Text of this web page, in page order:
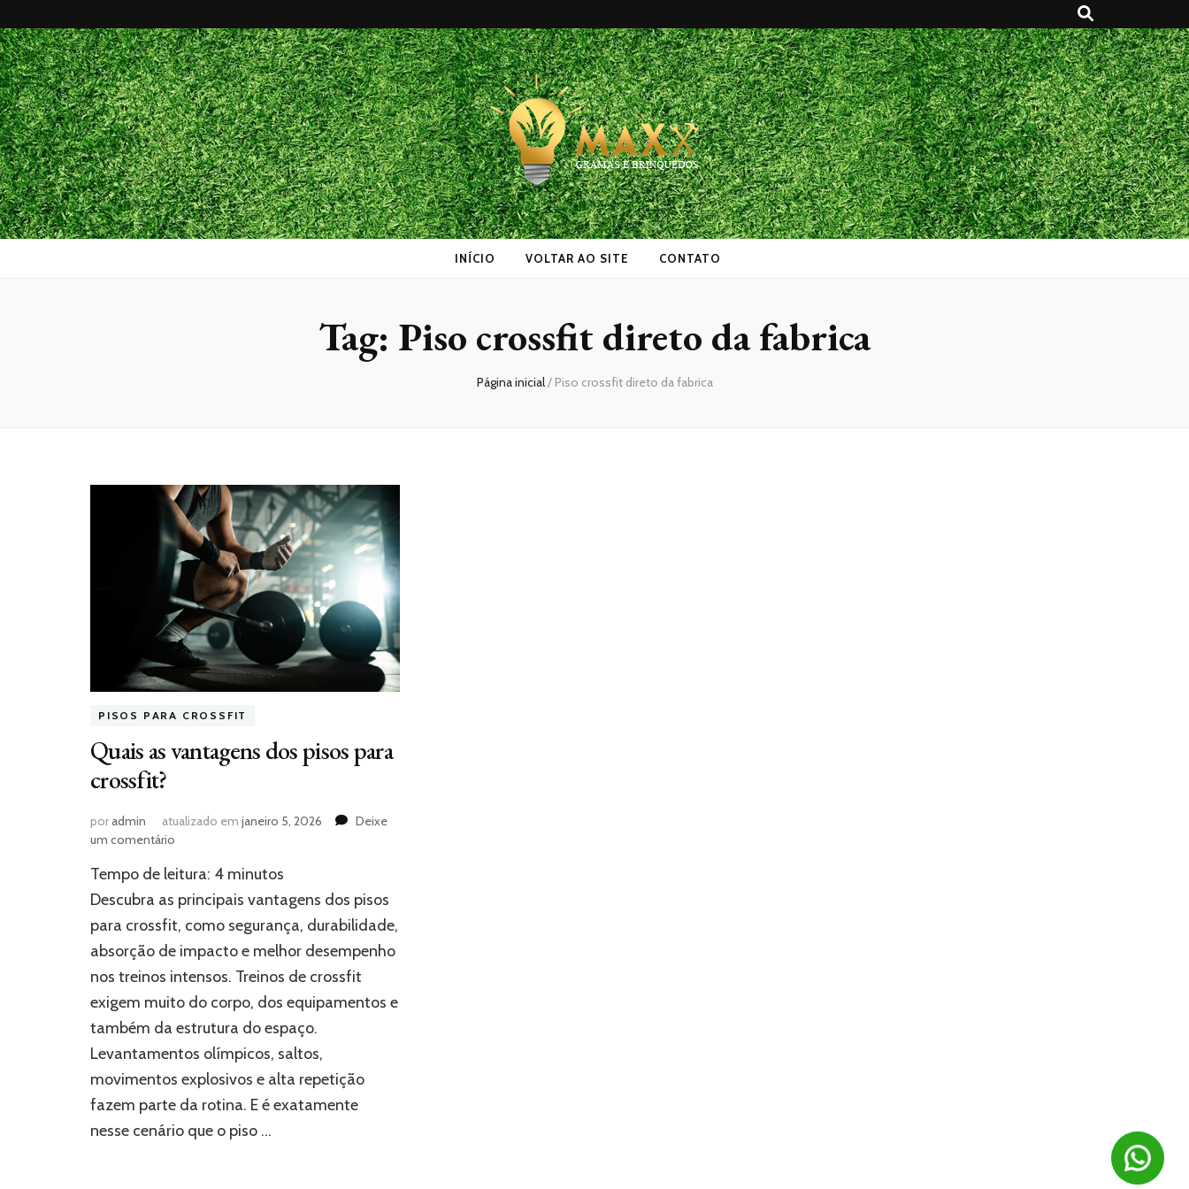
Maxx Gramas
Blog
INÍCIO VOLTAR AO SITE CONTATO
Tag: Piso crossfit direto da fabrica
Página inicial/ Piso crossfit direto da fabrica
PISOS PARA CROSSFIT
Quais as vantagens dos pisos para
crossfit?
poradmin atualizado em janeiro 5, 2026
Deixe
um comentário
as
vantagens
dos
pisos
para
crossfit?
Tempo de leitura: 4 minutos
Descubra as principais vantagens dos pisos
para crossfit, como segurança, durabilidade,
absorção de impacto e melhor desempenho
nos treinos intensos. Treinos de crossfit
exigem muito do corpo, dos equipamentos e
também da estrutura do espaço.
Levantamentos olímpicos, saltos,
movimentos explosivos e alta repetição
fazem parte da rotina. E é exatamente
nesse cenário que o piso …